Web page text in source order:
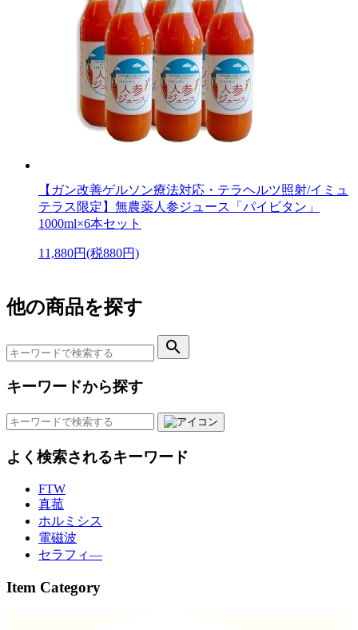
【ガン改善ゲルソン療法対応・テラヘルツ照射/イミュ
テラス限定】無農薬人参ジュース「パイビタン」
1000ml×6本セット
11,880円(税880円)
他の商品を探す
search
キーワードから探す
よく検索されるキーワード
FTW
真菰
ホルミシス
電磁波
セラフィ―
Item Category